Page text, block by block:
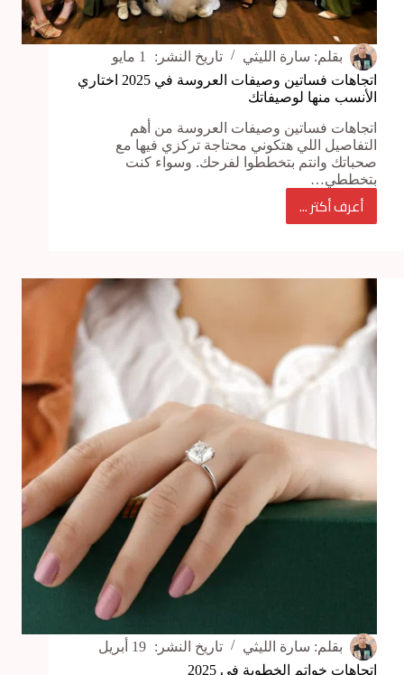
بقلم: سارة الليثي تاريخ النشر:
اتجاهات فساتين وصيفات العروسة في 2025 اختاري
الأنسب منها لوصيفاتك
اتجاهات فساتين وصيفات العروسة من أهم
التفاصيل اللي هتكوني محتاجة تركزي فيها مع
صحباتك وانتم بتخططوا لفرحك. وسواء كنت
بتخططي…
أعرف أكتر ...
اتجاهات
2025
اختاري
الأنسب
منها
بقلم: سارة الليثي تاريخ النشر:
اتجاهات خواتم الخطوبة في 2025